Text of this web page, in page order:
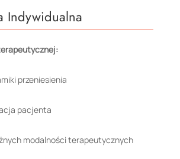
Indywidualna
przeniesienia
pacjenta
modalności terapeutycznych